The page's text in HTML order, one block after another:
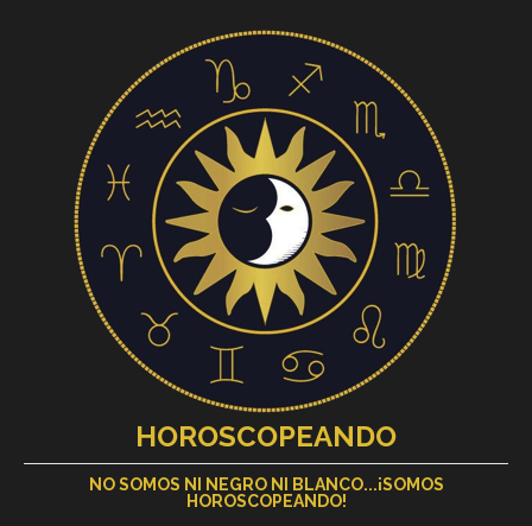
HOROSCOPEANDO
NO SOMOS NI NEGRO NI BLANCO...¡SOMOS
HOROSCOPEANDO!